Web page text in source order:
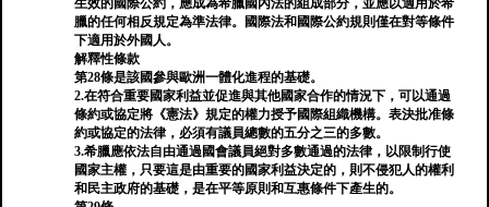
生效的國際公約，應成為希臘國內法的組成部分，並應以適用於希
臘的任何相反規定為準法律。國際法和國際公約規則僅在對等條件
下適用於外國人。
解釋性條款
第28條是該國參與歐洲一體化進程的基礎。
2.在符合重要國家利益並促進與其他國家合作的情況下，可以通過
條約或協定將《憲法》規定的權力授予國際組織機構。表決批准條
約或協定的法律，必須有議員總數的五分之三的多數。
3.希臘應依法自由通過國會議員絕對多數通過的法律，以限制行使
國家主權，只要這是由重要的國家利益決定的，則不侵犯人的權利
和民主政府的基礎，是在平等原則和互惠條件下產生的。